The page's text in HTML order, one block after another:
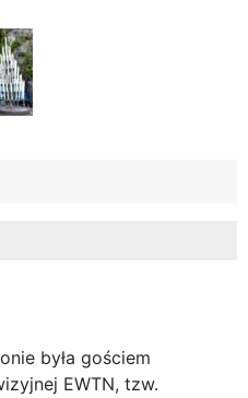
była gościem
EWTN, tzw.